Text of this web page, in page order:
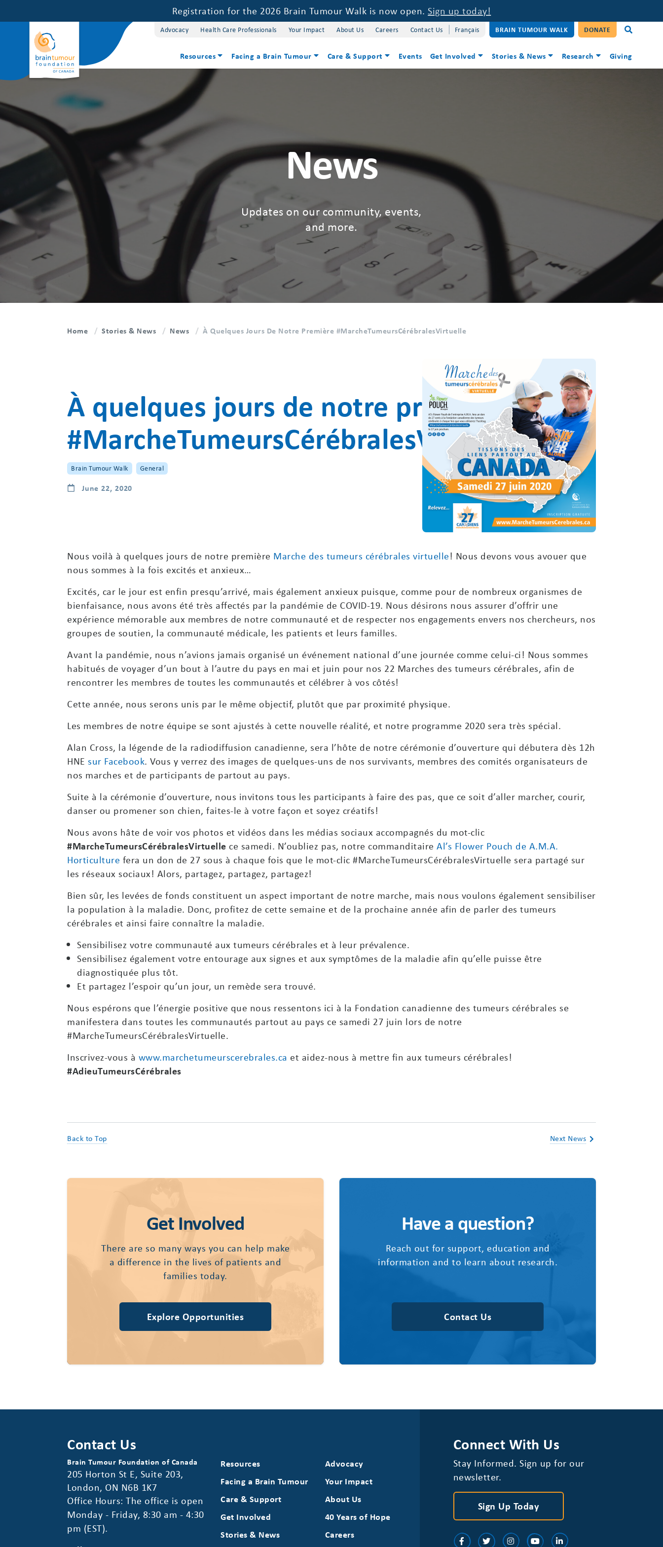
Registration for the 2026 Brain Tumour Walk is now open.Sign up today!
Advocacy Health Care Professionals Your Impact About Us Careers Contact Us Français BRAIN TUMOUR WALK DONATE
Resources Facing a Brain Tumour Care & Support Events Get Involved Stories & News Research Giving
News
Updates on our community, events,
and more.
Home Stories & News News À Quelques Jours De Notre Première #MarcheTumeursCérébralesVirtuelle
À quelques jours de notre première
#MarcheTumeursCérébralesVirtuelle
Brain Tumour Walk General
June 22, 2020
Nous voilà à quelques jours de notre première Marche des tumeurs cérébrales virtuelle! Nous devons vous avouer que
nous sommes à la fois excités et anxieux…
Excités, car le jour est enfin presqu’arrivé, mais également anxieux puisque, comme pour de nombreux organismes de
bienfaisance, nous avons été très affectés par la pandémie de COVID-19. Nous désirons nous assurer d’offrir une
expérience mémorable aux membres de notre communauté et de respecter nos engagements envers nos chercheurs, nos
groupes de soutien, la communauté médicale, les patients et leurs familles.
Avant la pandémie, nous n’avions jamais organisé un événement national d’une journée comme celui-ci! Nous sommes
habitués de voyager d’un bout à l’autre du pays en mai et juin pour nos 22 Marches des tumeurs cérébrales, afin de
rencontrer les membres de toutes les communautés et célébrer à vos côtés!
Cette année, nous serons unis par le même objectif, plutôt que par proximité physique.
Les membres de notre équipe se sont ajustés à cette nouvelle réalité, et notre programme 2020 sera très spécial.
Alan Cross, la légende de la radiodiffusion canadienne, sera l’hôte de notre cérémonie d’ouverture qui débutera dès 12h
HNE sur Facebook. Vous y verrez des images de quelques-uns de nos survivants, membres des comités organisateurs de
nos marches et de participants de partout au pays.
Suite à la cérémonie d’ouverture, nous invitons tous les participants à faire des pas, que ce soit d’aller marcher, courir,
danser ou promener son chien, faites-le à votre façon et soyez créatifs!
Nous avons hâte de voir vos photos et vidéos dans les médias sociaux accompagnés du mot-clic
#MarcheTumeursCérébralesVirtuelle ce samedi. N’oubliez pas, notre commanditaire Al’s Flower Pouch de A.M.A.
Horticulture fera un don de 27 sous à chaque fois que le mot-clic #MarcheTumeursCérébralesVirtuelle sera partagé sur
les réseaux sociaux! Alors, partagez, partagez, partagez!
Bien sûr, les levées de fonds constituent un aspect important de notre marche, mais nous voulons également sensibiliser
la population à la maladie. Donc, profitez de cette semaine et de la prochaine année afin de parler des tumeurs
cérébrales et ainsi faire connaître la maladie.
Sensibilisez votre communauté aux tumeurs cérébrales et à leur prévalence.
Sensibilisez également votre entourage aux signes et aux symptômes de la maladie afin qu’elle puisse être
diagnostiquée plus tôt.
Et partagez l’espoir qu’un jour, un remède sera trouvé.
Nous espérons que l’énergie positive que nous ressentons ici à la Fondation canadienne des tumeurs cérébrales se
manifestera dans toutes les communautés partout au pays ce samedi 27 juin lors de notre
#MarcheTumeursCérébralesVirtuelle.
Inscrivez-vous à www.marchetumeurscerebrales.ca et aidez-nous à mettre fin aux tumeurs cérébrales!
#AdieuTumeursCérébrales
Back to Top Next News
Get Involved
There are so many ways you can help make
a difference in the lives of patients and
families today.
Explore Opportunities
Have a question?
Reach out for support, education and
information and to learn about research.
Contact Us
Contact Us
Brain Tumour Foundation of Canada
205 Horton St E, Suite 203,
London, ON N6B 1K7
Office Hours: The office is open
Monday - Friday, 8:30 am - 4:30
pm (EST).
Resources
Facing a Brain Tumour
Care & Support
Get Involved
Stories & News
Advocacy
Your Impact
About Us
40 Years of Hope
Careers
Connect With Us
Stay Informed. Sign up for our
newsletter.
Sign Up Today